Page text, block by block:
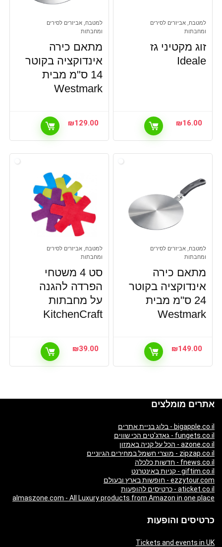
למטבח, אביזרים לסירים
ומחבתות
זוג מקטיני גז
Ideale
₪16.00
למטבח, אביזרים לסירים
ומחבתות
מתאם כירה
אינדוקציה בקוטר
14 ס"מ מבית
Westmark
₪129.00
למטבח, אביזרים לסירים
ומחבתות
מתאם כירה
אינדוקציה בקוטר
24 ס"מ מבית
Westmark
₪149.00
למטבח, אביזרים לסירים
ומחבתות
סט 4 משטחי
הפרדה להגנה
על מחבתות
KitchenCraft
₪39.00
אתרים מומלצים
bigapple.co.il - בלוג בניית אתרים
fungets.co.il - גאדג'טים הכי שווים
azone.co.il - הכל על קניה באמזון
zipzap.co.il - מוצרי חשמל במחירים הגיוניים
fnews.co.il - חדשות כלכלה
giftim.co.il - קניות באינטרנט
ezzytour.com - חופשות בארץ ובעולם
aticket.co.il - כרטיסים להופעות
almaszone.com - All Luxury products from Amazon in one place
כרטיסים והופעות
Tickets and events in UK